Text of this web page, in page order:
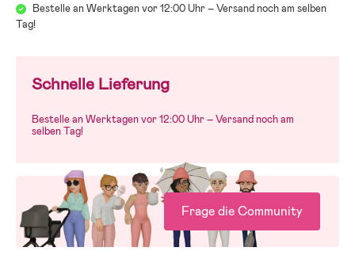
Bestelle an Werktagen vor 12:00 Uhr – Versand noch am selben
Tag!
Schnelle Lieferung
Bestelle an Werktagen vor 12:00 Uhr – Versand noch am
selben Tag!
Frage die Community